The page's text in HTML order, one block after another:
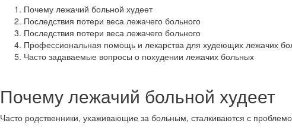
Почему лежачий больной худеет
Последствия потери веса лежачего больного
Последствия потери веса лежачего больного
Профессиональная помощь и лекарства для худеющих лежачих
Часто задаваемые вопросы о похудении лежачих больных
Почему лежачий больной худеет
Часто родственники, ухаживающие за больным, сталкиваются с